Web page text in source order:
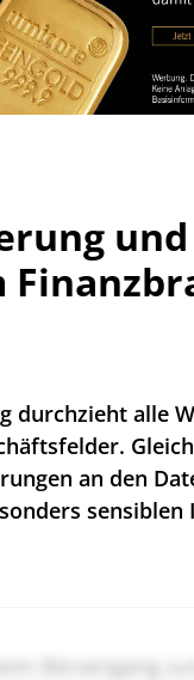
durchzieht alle
an den